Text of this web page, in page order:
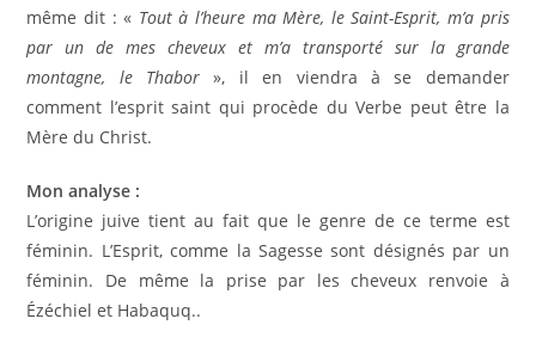
même dit : « Tout à l’heure ma Mère, le Saint-Esprit, m’a pris
par un de mes cheveux et m’a transporté sur la grande
montagne, le Thabor », il en viendra à se demander
comment l’esprit saint qui procède du Verbe peut être la
Mère du Christ.
Mon analyse :
L’origine juive tient au fait que le genre de ce terme est
féminin. L’Esprit, comme la Sagesse sont désignés par un
féminin. De même la prise par les cheveux renvoie à
Ézéchiel et Habaquq..